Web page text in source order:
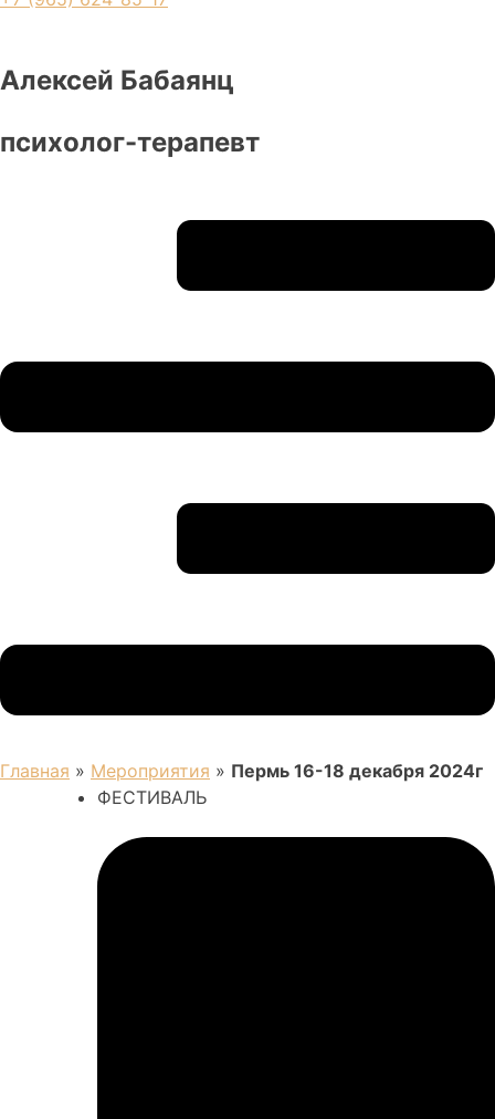
Алексей Бабаянц
психолог-терапевт
Главная » Мероприятия » Пермь 16-18 декабря 2024г
ФЕСТИВАЛЬ